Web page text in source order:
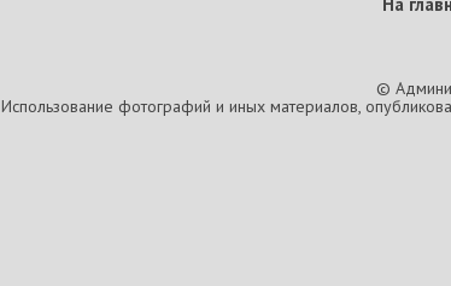
©
Использование фотографий и иных материалов,